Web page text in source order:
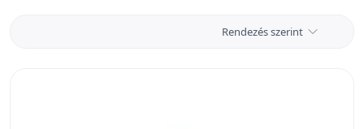
Rendezés szerint